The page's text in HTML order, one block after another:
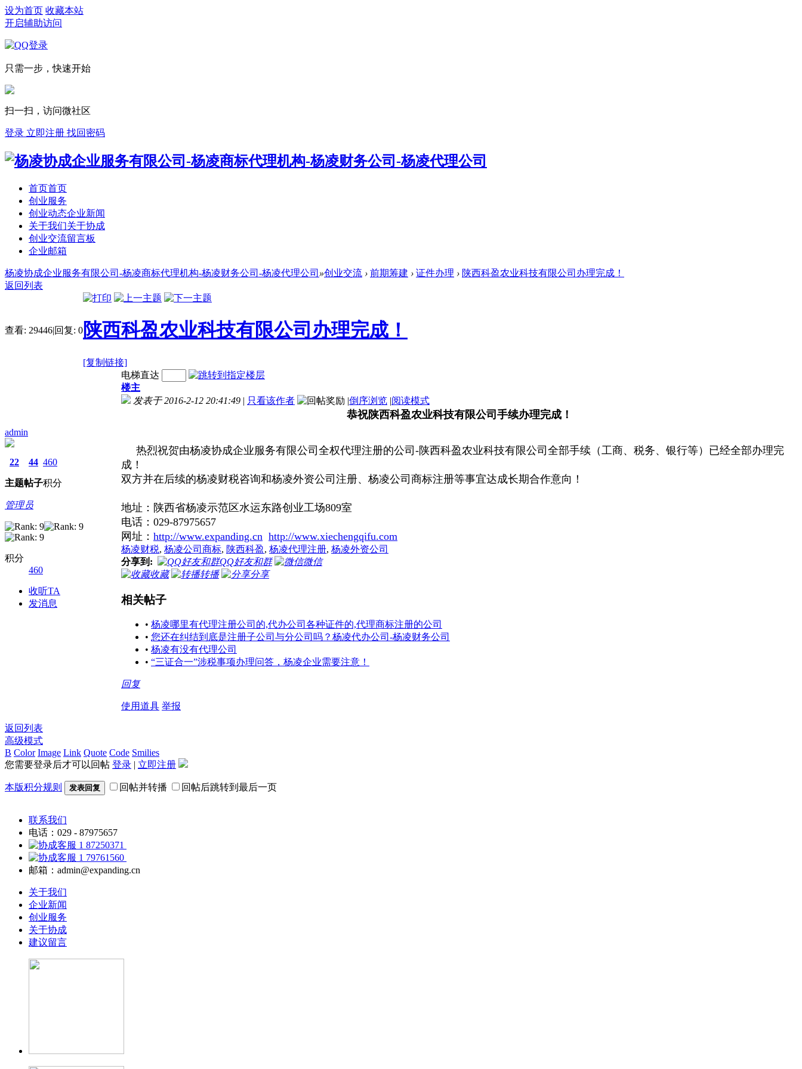
设为首页 收藏本站
开启辅助访问
只需一步，快速开始
扫一扫，访问微社区
登录 立即注册 找回密码
首页首页
创业服务
创业动态企业新闻
关于我们关于协成
创业交流留言板
企业邮箱
杨凌协成企业服务有限公司-杨凌商标代理机构-杨凌财务公司-杨凌代理公司 »创业交流 › 前期筹建 › 证件办理 › 陕西科盈农业科技有限公司办理完成！
返回列表
查看: 29446|回复: 0 陕西科盈农业科技有限公司办理完成！
[复制链接]
admin
22
主题
44
帖子
460
积分
管理员
积分
460
收听TA
发消息
电梯直达
楼主
发表于 2016-2-12 20:41:49 | 只看该作者 |倒序浏览 |阅读模式
恭祝陕西科盈农业科技有限公司手续办理完成！
热烈祝贺由杨凌协成企业服务有限公司全权代理注册的公司-陕西科盈农业科技有限公司全部手续（工商、税务、银行等）已经全部办理完
成！
双方并在后续的杨凌财税咨询和杨凌外资公司注册、杨凌公司商标注册等事宜达成长期合作意向！
地址：陕西省杨凌示范区水运东路创业工场809室
电话：029-87975657
网址： http://www.expanding.cn http://www.xiechengqifu.com
杨凌财税, 杨凌公司商标, 陕西科盈, 杨凌代理注册, 杨凌外资公司
分享到:
QQ好友和群
微信
收藏
转播 分享
相关帖子
• 杨凌哪里有代理注册公司的,代办公司各种证件的,代理商标注册的公司
• 您还在纠结到底是注册子公司与分公司吗？杨凌代办公司-杨凌财务公司
• 杨凌有没有代理公司
• “三证合一”涉税事项办理问答，杨凌企业需要注意！
回复
使用道具 举报
返回列表
高级模式
B Color Image Link Quote Code Smilies
您需要登录后才可以回帖 登录 | 立即注册
本版积分规则 发表回复 回帖并转播 回帖后跳转到最后一页
联系我们
电话：029 - 87975657
87250371
79761560
邮箱：admin@expanding.cn
关于我们
企业新闻
创业服务
关于协成
建议留言